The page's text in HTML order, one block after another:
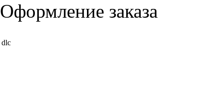
Оформление заказа
dlc